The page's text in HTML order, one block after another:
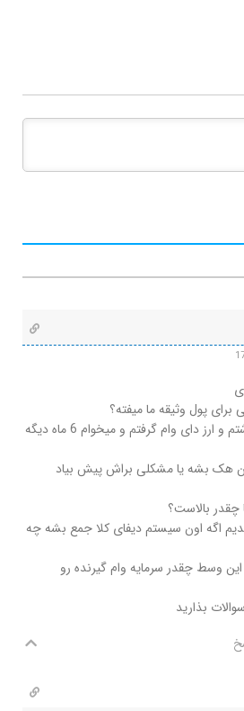
پول وثیقه ما میفته؟
مثلا من 5 تا اتر وثیقه گذاشتم و ارز دای وام گرفتم و میخوام 6 ماه دیگه
هک بشه یا مشکلی براش پیش بیاد
چقدر بالاست؟
اگه اون سیستم دیفای کلا جمع بشه چه
این وسط چقدر سرمایه وام گیرنده رو
بذارید